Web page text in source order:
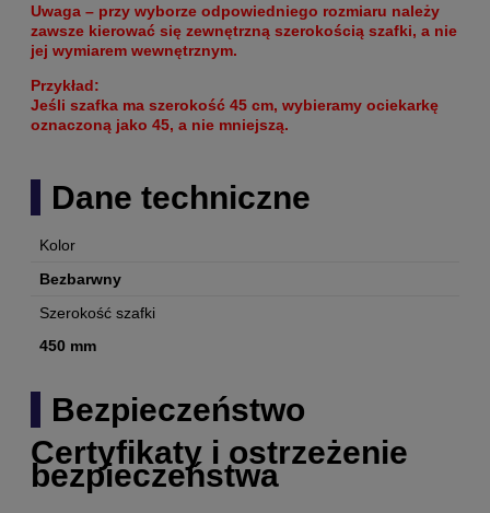
Uwaga – przy wyborze odpowiedniego rozmiaru należy
zawsze kierować się zewnętrzną szerokością szafki, a nie
jej wymiarem wewnętrznym.
Przykład:
Jeśli szafka ma szerokość 45 cm, wybieramy ociekarkę
oznaczoną jako 45, a nie mniejszą.
Dane techniczne
Kolor
Bezbarwny
Szerokość szafki
450 mm
Bezpieczeństwo
Certyfikaty i ostrzeżenie
bezpieczeństwa